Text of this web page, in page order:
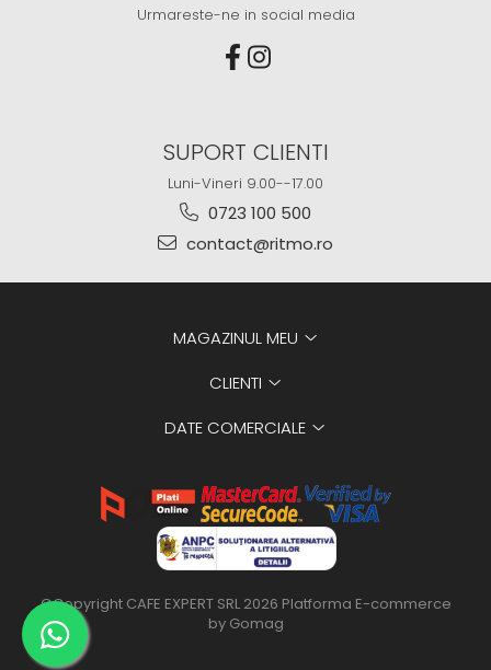
Urmareste-ne in social media
SUPORT CLIENTI
Luni-Vineri 9.00--17.00
0723 100 500
contact@ritmo.ro
MAGAZINUL MEU
CLIENTI
DATE COMERCIALE
©Copyright CAFE EXPERT SRL 2026 Platforma E-commerce
by Gomag